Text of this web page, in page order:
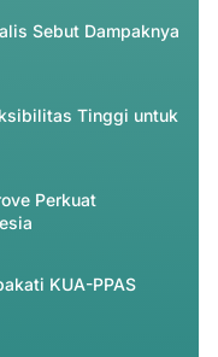
Sebut Dampaknya
Tinggi untuk
Perkuat
KUA-PPAS